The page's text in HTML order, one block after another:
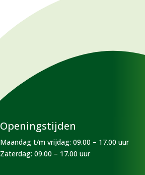
Openingstijden
Maandag t/m vrijdag: 09.00 – 17.00 uur
Zaterdag: 09.00 – 17.00 uur